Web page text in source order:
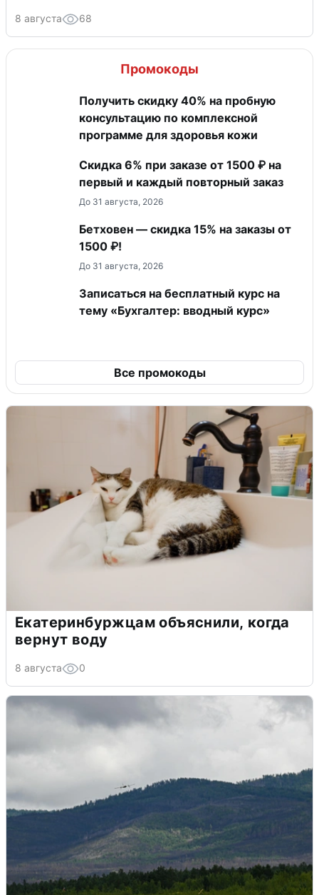
8 августа 68
Промокоды
Получить скидку 40% на пробную
консультацию по комплексной
программе для здоровья кожи
Скидка 6% при заказе от 1500 ₽ на
первый и каждый повторный заказ
До 31 августа, 2026
Бетховен — скидка 15% на заказы от
1500 ₽!
До 31 августа, 2026
Записаться на бесплатный курс на
тему «Бухгалтер: вводный курс»
Все промокоды
Екатеринбуржцам объяснили, когда
вернут воду
8 августа 0